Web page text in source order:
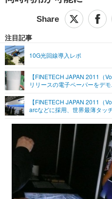
ショッピング
エンタメTOP
音楽
グラビア
ペット
その他
リリース一覧
プッシュ通知の停止方法
注目記事
10G光回線導入レポ
【FINETECH JAPAN 2011（
リリースの電子ペーパーをデ
【FINETECH JAPAN 2011（
arcなどに採用、世界最薄タッ